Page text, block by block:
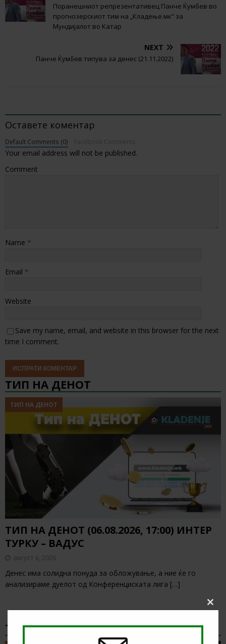
Поранешниот репрезентативец Панче Ќумбев во
прогнозерскиот тим на „Кладење.мк“ за
Мундијалот во Катар
NEXT
Панче Ќумбев типува за денес (21.11.2022)
Оставете коментар
Default Comments (0)
Your email address will not be published.
Comment
Name *
Email *
Website
Save my name, email, and website in this browser for the next
time I comment.
ТИП НА ДЕНОТ
ТИП НА ДЕНОТ
ТИП НА ДЕНОТ (06.08.2026, 17:00) ИНТЕР
ТУРКУ – ВАДУС
август 6, 2026
Денес има солидна понуда за обложување, а ние ќе го
анализираме дуелот од Конференциската лига […]
ТИКЕТ НА ДЕНОТ